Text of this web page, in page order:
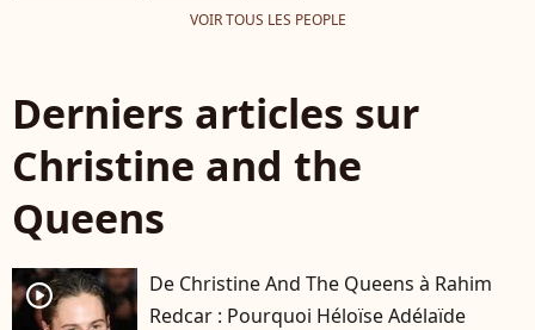
VOIR TOUS LES PEOPLE
Derniers articles sur
Christine and the
Queens
player2
De Christine And The Queens à Rahim
Redcar : Pourquoi Héloïse Adélaïde